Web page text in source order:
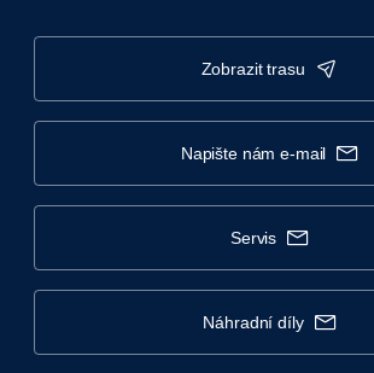
zobrazit trasu
napište nám e-mail
servis
náhradní díly